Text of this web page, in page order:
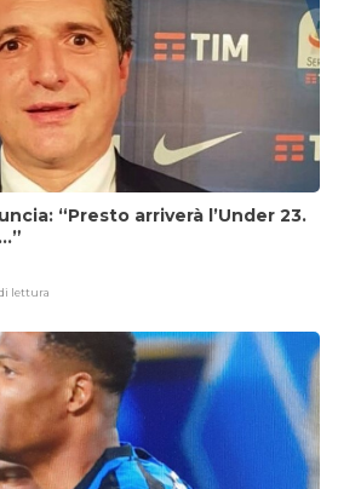
“Presto arriverà l’Under 23.
lettura